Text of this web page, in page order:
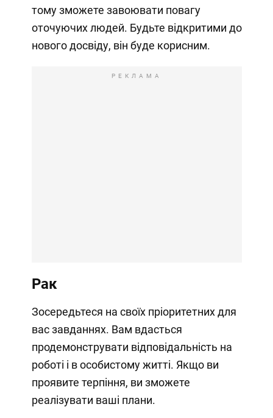
тому зможете завоювати повагу
оточуючих людей. Будьте відкритими до
нового досвіду, він буде корисним.
РЕКЛАМА
Рак
Зосередьтеся на своїх пріоритетних для
вас завданнях. Вам вдасться
продемонструвати відповідальність на
роботі і в особистому житті. Якщо ви
проявите терпіння, ви зможете
реалізувати ваші плани.